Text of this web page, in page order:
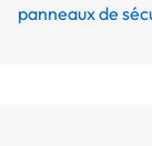
panneaux de